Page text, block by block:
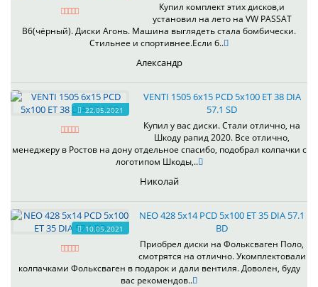
Купил комплект этих дисков,и
установил на лето на VW PASSAT
B6(чёрный). Диски Агонь. Машина выглядеть стала бомбически.
Стильнее и спортивнее.Если б..
Александр
22.05.2021
VENTI 1505 6x15 PCD 5x100 ET 38 DIA
57.1 SD
Купил у вас диски. Стали отлично, на
Шкоду рапид 2020. Все отлично,
менеджеру в Ростов на дону отдельное спасибо, подобрал колпачки с
логотипом Шкоды,..
Николай
10.05.2021
NEO 428 5x14 PCD 5x100 ET 35 DIA 57.1
BD
Приобрел диски на Фольксваген Поло,
смотрятся на отлично. Укомплектовали
колпачками Фольксваген в подарок и дали вентиля. Доволен, буду
вас рекомендов..